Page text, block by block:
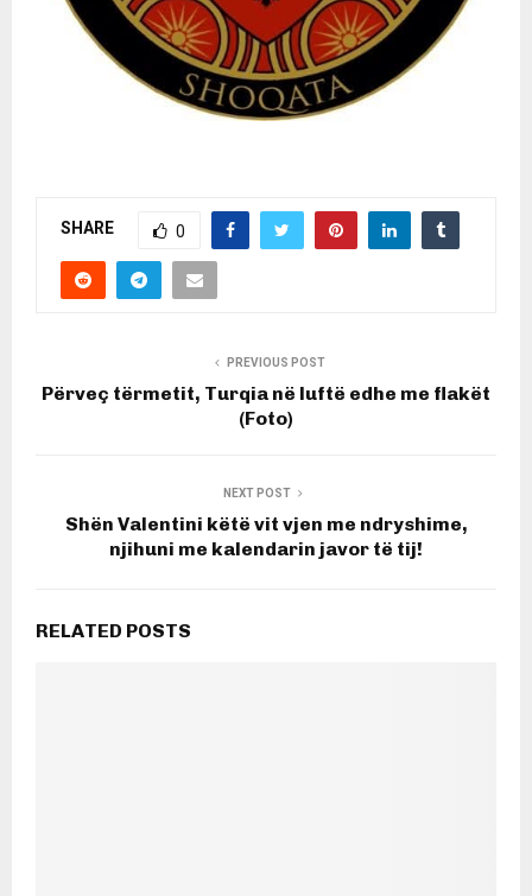
SHARE 0
PREVIOUS POST
Përveç tërmetit, Turqia në luftë edhe me flakët
(Foto)
NEXT POST
Shën Valentini këtë vit vjen me ndryshime,
njihuni me kalendarin javor të tij!
RELATED POSTS